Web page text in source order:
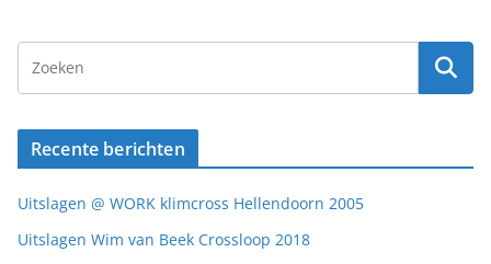
Recente berichten
Uitslagen @ WORK klimcross Hellendoorn 2005
Uitslagen Wim van Beek Crossloop 2018